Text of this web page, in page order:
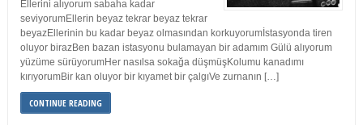
Ellerini alıyorum sabaha kadar
seviyorumEllerin beyaz tekrar beyaz tekrar
beyazEllerinin bu kadar beyaz olmasından korkuyorumİstasyonda tiren
oluyor birazBen bazan istasyonu bulamayan bir adamım Gülü alıyorum
yüzüme sürüyorumHer nasılsa sokağa düşmüşKolumu kanadımı
kırıyorumBir kan oluyor bir kıyamet bir çalgıVe zurnanın […]
CONTINUE READING